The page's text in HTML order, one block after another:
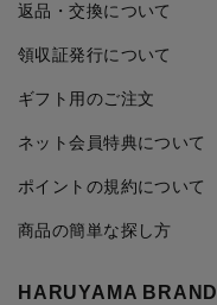
返品・交換について
領収証発行について
ギフト用のご注文
ネット会員特典について
ポイントの規約について
商品の簡単な探し方
HARUYAMA BRAND